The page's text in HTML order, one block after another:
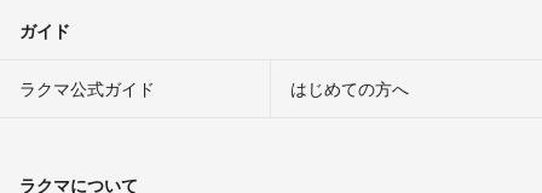
ガイド
ラクマ公式ガイド はじめての方へ
ラクマについて